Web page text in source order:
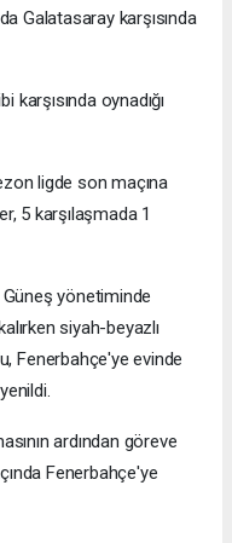
Galatasaray karşısında
oynadığı
ligde son maçına
5 karşılaşmada 1
yönetiminde
siyah-beyazlı
Fenerbahçe'ye evinde
ardından göreve
Fenerbahçe'ye